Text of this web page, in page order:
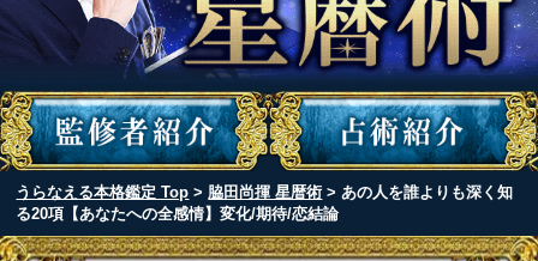
うらなえる本格鑑定 Top >脇田尚揮 星暦術 > あの人を誰よりも深く知
る20項【あなたへの全感情】変化/期待/恋結論